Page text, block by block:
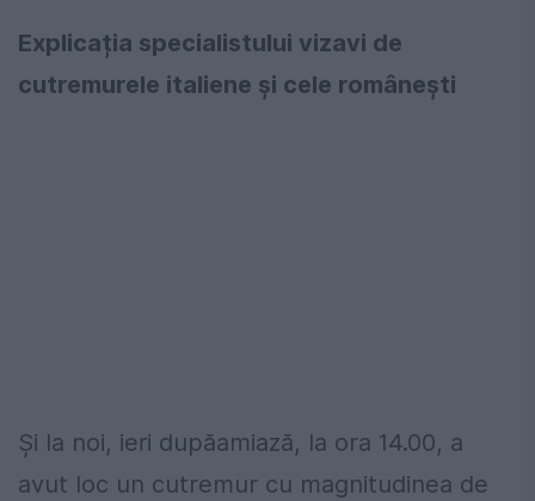
Explicația specialistului vizavi de
cutremurele italiene și cele românești
Și la noi, ieri dupăamiază, la ora 14.00, a
avut loc un cutremur cu magnitudinea de